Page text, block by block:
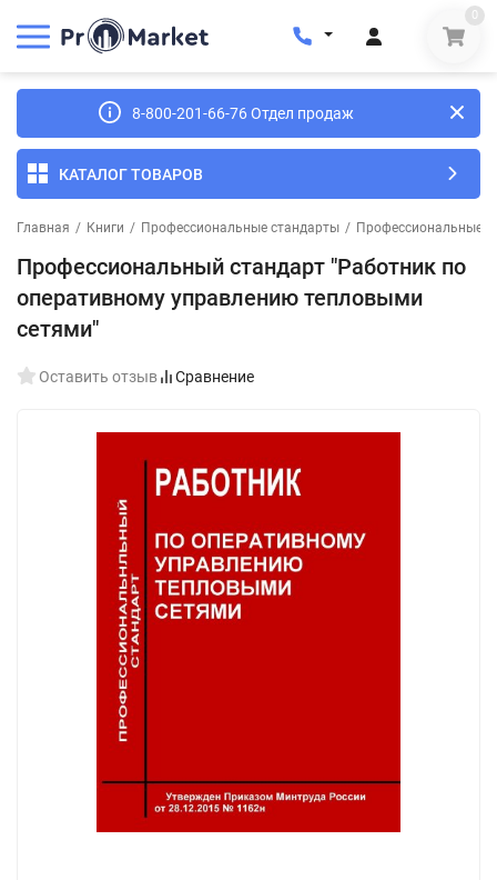
0
8-800-201-66-76 Отдел продаж
КАТАЛОГ ТОВАРОВ
Главная / Книги / Профессиональные стандарты / Профессиональные
Профессиональный стандарт "Работник по
оперативному управлению тепловыми
сетями"
Оставить отзыв Сравнение